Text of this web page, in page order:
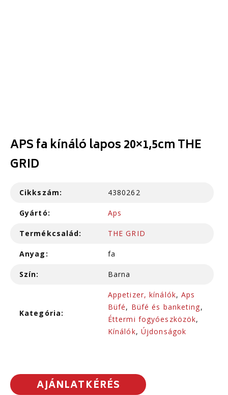
APS fa kínáló lapos 20×1,5cm THE
GRID
Cikkszám: 4380262
Gyártó: Aps
Termékcsalád: THE GRID
Anyag: fa
Szín: Barna
Kategória:
Appetizer, kínálók,Aps
Büfé, Büfé és banketing,
Éttermi fogyóeszközök,
Kínálók, Újdonságok
AJÁNLATKÉRÉS